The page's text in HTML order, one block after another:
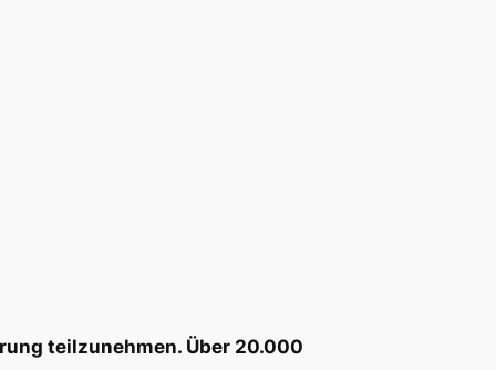
teilzunehmen. Über 20.000